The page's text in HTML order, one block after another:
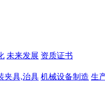
未来发展 资质证书
夹具,治具 机械设备制造 生